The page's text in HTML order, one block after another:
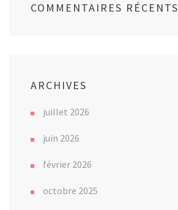
COMMENTAIRES RÉCENTS
ARCHIVES
juillet 2026
juin 2026
février 2026
octobre 2025